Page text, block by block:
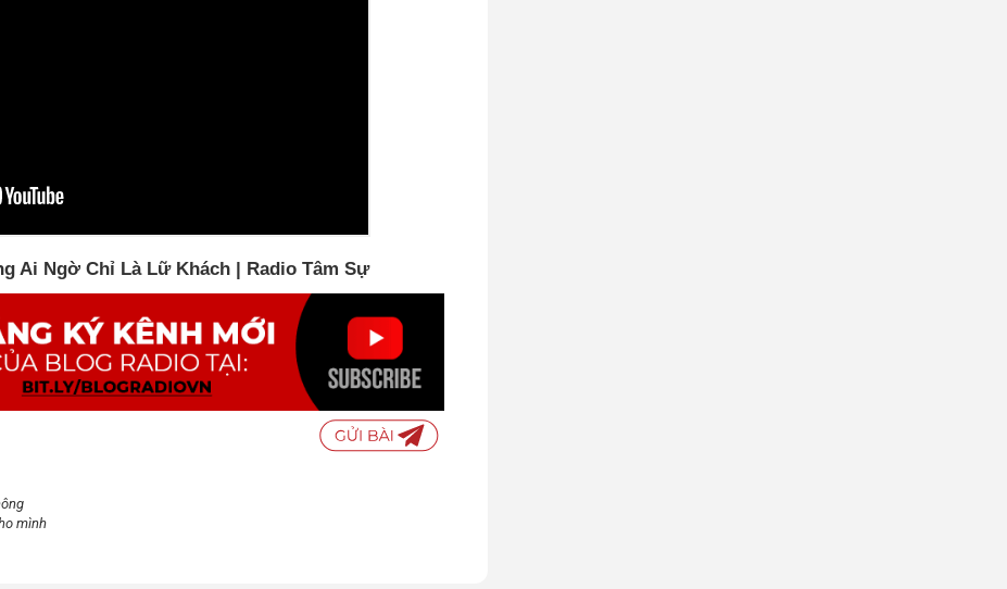
Ai Ngờ Chỉ Là Lữ Khách | Radio Tâm Sự
mình